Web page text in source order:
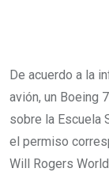
De acuerdo a la
avión, un Boeing
sobre la Escuela
el permiso
Will Rogers